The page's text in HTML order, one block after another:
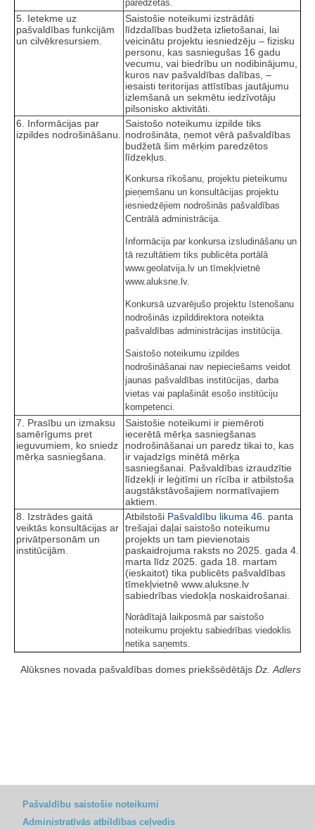
paredzētas.
5. Ietekme uz
pašvaldības funkcijām
un cilvēkresursiem.
Saistošie noteikumi izstrādāti
līdzdalības budžeta izlietošanai, lai
veicinātu projektu iesniedzēju – fizisku
personu, kas sasniegušas 16 gadu
vecumu, vai biedrību un nodibinājumu,
kuros nav pašvaldības dalības, –
iesaisti teritorijas attīstības jautājumu
izlemšanā un sekmētu iedzīvotāju
pilsonisko aktivitāti.
6. Informācijas par
izpildes nodrošināšanu.
Saistošo noteikumu izpilde tiks
nodrošināta, ņemot vērā pašvaldības
budžetā šim mērķim paredzētos
līdzekļus.
Konkursa rīkošanu, projektu pieteikumu
pieņemšanu un konsultācijas projektu
iesniedzējiem nodrošinās pašvaldības
Centrālā administrācija.
Informācija par konkursa izsludināšanu un
tā rezultātiem tiks publicēta portālā
www.geolatvija.lv un tīmekļvietnē
www.aluksne.lv.
Konkursā uzvarējušo projektu īstenošanu
nodrošinās izpilddirektora noteikta
pašvaldības administrācijas institūcija.
Saistošo noteikumu izpildes
nodrošināšanai nav nepieciešams veidot
jaunas pašvaldības institūcijas, darba
vietas vai paplašināt esošo institūciju
kompetenci.
7. Prasību un izmaksu
samērīgums pret
ieguvumiem, ko sniedz
mērķa sasniegšana.
Saistošie noteikumi ir piemēroti
iecerētā mērķa sasniegšanas
nodrošināšanai un paredz tikai to, kas
ir vajadzīgs minētā mērķa
sasniegšanai. Pašvaldības izraudzītie
līdzekļi ir leģitīmi un rīcība ir atbilstoša
augstākstāvošajiem normatīvajiem
aktiem.
8. Izstrādes gaitā
veiktās konsultācijas ar
privātpersonām un
institūcijām.
Atbilstoši Pašvaldību likuma 46. panta
trešajai daļai saistošo noteikumu
projekts un tam pievienotais
paskaidrojuma raksts no 2025. gada 4.
marta līdz 2025. gada 18. martam
(ieskaitot) tika publicēts pašvaldības
tīmekļvietnē www.aluksne.lv
sabiedrības viedokļa noskaidrošanai.
Norādītajā laikposmā par saistošo
noteikumu projektu sabiedrības viedoklis
netika saņemts.
Alūksnes novada pašvaldības domes priekšsēdētājs Dz. Adlers
Pašvaldību saistošie noteikumi
Administratīvās atbildības ceļvedis